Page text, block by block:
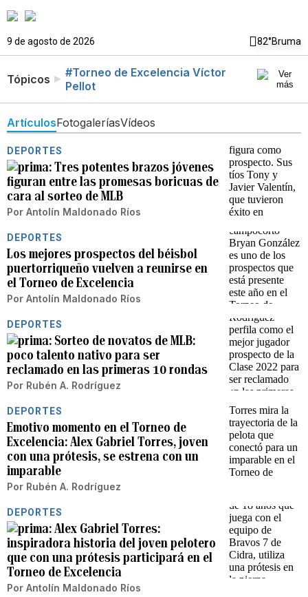
9 de agosto de 2026 82°Bruma
Tópicos
#Torneo de Excelencia Víctor
Pellot
ArtículosFotogaleríasVídeos
DEPORTES
Tres potentes brazos jóvenes
figuran entre las promesas boricuas de
cara al sorteo de MLB
Por Antolín Maldonado Ríos
DEPORTES
Los mejores prospectos del béisbol
puertorriqueño vuelven a reunirse en
el Torneo de Excelencia
Por Antolín Maldonado Ríos
DEPORTES
Sorteo de novatos de MLB:
poco talento nativo para ser
reclamado en las primeras 10 rondas
Por Rubén A. Rodríguez
DEPORTES
Emotivo momento en el Torneo de
Excelencia: Alex Gabriel Torres, joven
con una prótesis, se estrena con un
imparable
Por Rubén A. Rodríguez
DEPORTES
Alex Gabriel Torres:
inspiradora historia del joven pelotero
que con una prótesis participará en el
Torneo de Excelencia
Por Antolín Maldonado Ríos